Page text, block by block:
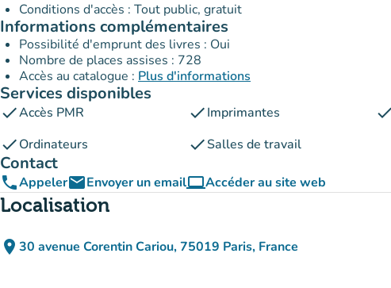
Conditions d'accès : Tout public, gratuit
Informations complémentaires
Possibilité d'emprunt des livres : Oui
Nombre de places assises : 728
Accès au catalogue : Plus d'informations
Services disponibles
checkAccès PMR checkImprimantes check
checkOrdinateurs checkSalles de travail
Contact
phoneAppeleremailEnvoyer un emailcomputerAccéder au site web
(nouvel onglet)
Localisation
place 30 avenue Corentin Cariou, 75019 Paris, France
(ouvrir dans Google Maps)
(nouvel onglet)